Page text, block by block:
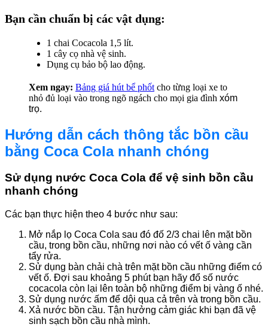
Bạn cần chuẩn bị các vật dụng:
1 chai Cocacola 1,5 lít.
1 cây cọ nhà vệ sinh.
Dụng cụ bảo bộ lao động.
Xem ngay: Bảng giá hút bể phốt cho từng loại xe to
nhỏ đủ loại vào trong ngõ ngách cho mọi gia đình xóm
trọ.
Hướng dẫn cách thông tắc bồn cầu
bằng Coca Cola nhanh chóng
Sử dụng nước Coca Cola để vệ sinh bồn cầu
nhanh chóng
Các bạn thực hiện theo 4 bước như sau:
Mở nắp lọ Coca Cola sau đó đố 2/3 chai lên mặt bồn
cầu, trong bồn cầu, những nơi nào có vết ố vàng cần
tẩy rửa.
Sử dụng bàn chải chà trên mặt bồn cầu những điểm có
vết ố. Đợi sau khoảng 5 phút bạn hãy đổ số nước
cocacola còn lại lên toàn bộ những điểm bị vàng ố nhé.
Sử dụng nước ấm để dội qua cả trên và trong bồn cầu.
Xả nước bồn cầu. Tận hưởng cảm giác khi bạn đã vệ
sinh sạch bồn cầu nhà mình.